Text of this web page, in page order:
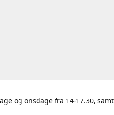
og onsdage fra 14-17.30,